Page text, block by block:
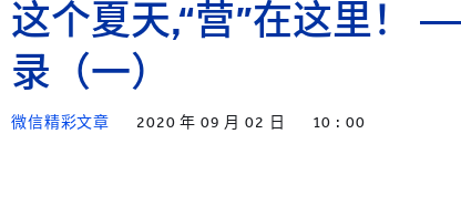
这个夏天,“营”在这里！
录（一）
微信精彩文章 2020 年 09 月 02 日 10 : 00